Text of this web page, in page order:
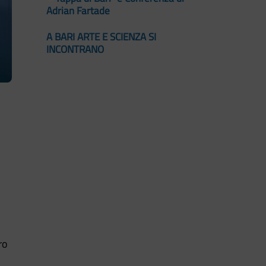
Adrian Fartade
A BARI ARTE E SCIENZA SI
INCONTRANO